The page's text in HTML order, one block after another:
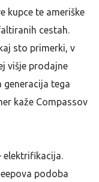
kupce te ameriške
cestah.
sto primerki, v
višje prodajne
generacija tega
kaže Compassov
elektrifikacija.
podoba